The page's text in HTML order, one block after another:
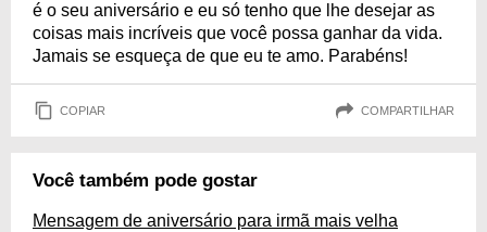
é o seu aniversário e eu só tenho que lhe desejar as
coisas mais incríveis que você possa ganhar da vida.
Jamais se esqueça de que eu te amo. Parabéns!
COPIAR COMPARTILHAR
Você também pode gostar
Mensagem de aniversário para irmã mais velha